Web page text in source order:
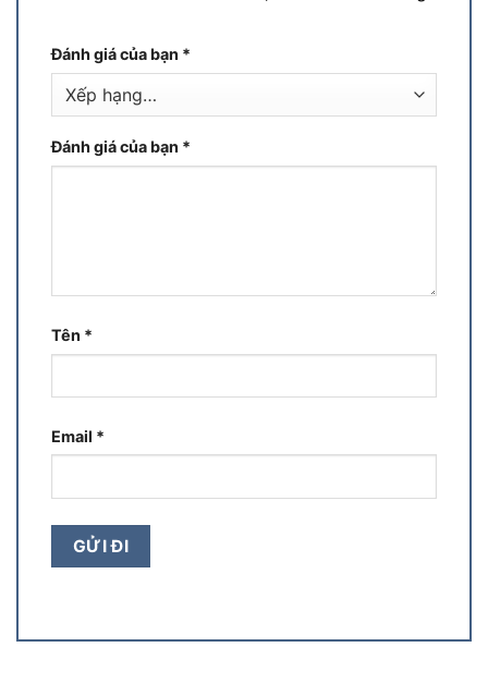
Đánh giá của bạn *
Đánh giá của bạn *
Tên *
Email *